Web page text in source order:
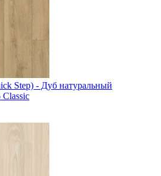
Step) - Дуб натуральный